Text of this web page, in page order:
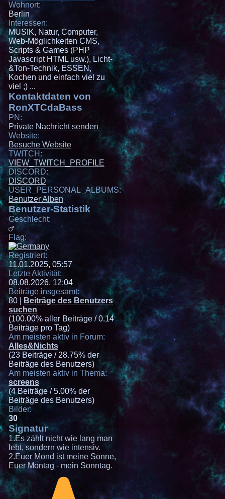
Wohnort:
Berlin
Interessen:
MUSIK, Natur, Computer,
Web-Möglichkeiten CMS,
Scripts & Games (PHP
Javascript HTML usw.), Licht-
&Ton-Technik, ESSEN,
Kochen und einfach viel zu
viel ;) ...
Kontaktdaten von
RonXTCdaBass
PN:
Private Nachricht senden
Website:
Besuche Website
TWITCH:
VIEW_TWITCH_PROFILE
DISCORD:
DISCORD
USER_PERSONAL_ALBUMS:
Benutzer Alben
Benutzer-Statistik
Geschlecht:
Flag:
Registriert:
11.01.2025, 05:57
Letzte Aktivität:
08.08.2026, 12:04
Beiträge insgesamt:
80 |
Beiträge des Benutzers
suchen
(100.00% aller Beiträge / 0.14
Beiträge pro Tag)
Am meisten aktiv in Forum:
Alles&Nichts
(23 Beiträge / 28.75% der
Beiträge des Benutzers)
Am meisten aktiv in Thema:
screens
(4 Beiträge / 5.00% der
Beiträge des Benutzers)
Bilder:
30
Signatur
1.Es zählt nicht wie lang man
lebt, sondern wie intensiv.
2.Euer Mond ist meine Sonne,
Euer Montag - mein Sonntag.